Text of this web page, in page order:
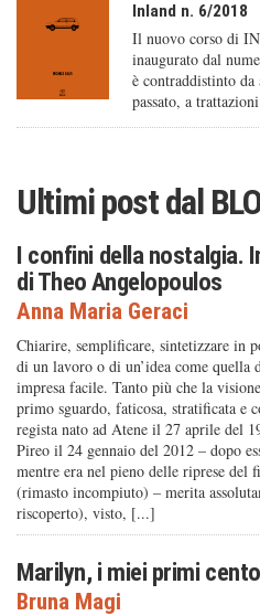
Inland n. 6/2018
Il nuovo corso di
inaugurato dal
è contraddistinto
passato, a
Ultimi post dal
I confini della nostalgia.
di Theo Angelopoulos
Anna Maria Geraci
Chiarire, semplificare, sintetizzare in
di un lavoro o di un’idea come quella
impresa facile. Tanto più che la
primo sguardo, faticosa, stratificata e
regista nato ad Atene il 27 aprile del
Pireo il 24 gennaio del 2012 – dopo
mentre era nel pieno delle riprese
(rimasto incompiuto) – merita
riscoperto), visto, [...]
Marilyn, i miei primi
Bruna Magi